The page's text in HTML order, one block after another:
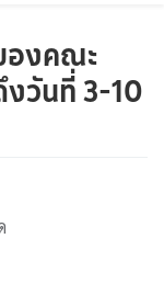
องคณะ
วันที่ 3-10